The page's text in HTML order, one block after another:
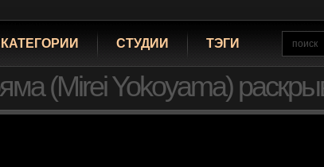
КАТЕГОРИИ СТУДИИ ТЭГИ
(Mirei Yokoyama)